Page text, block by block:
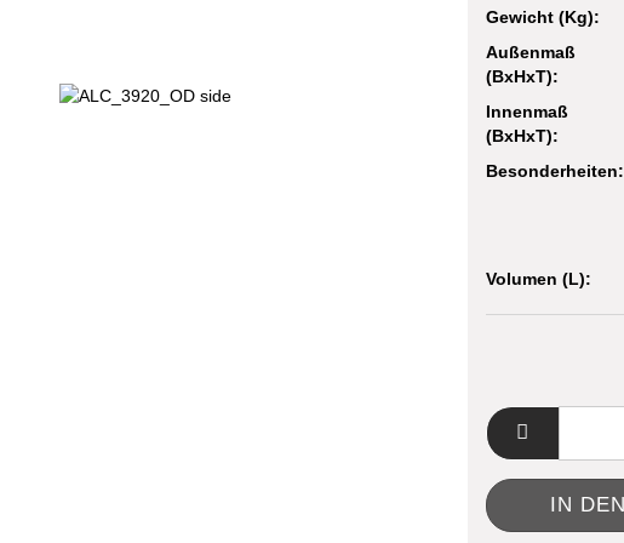
Gewicht (Kg):
Außenmaß
(BxHxT):
Innenmaß
(BxHxT):
Besonderheiten:
Volumen (L):